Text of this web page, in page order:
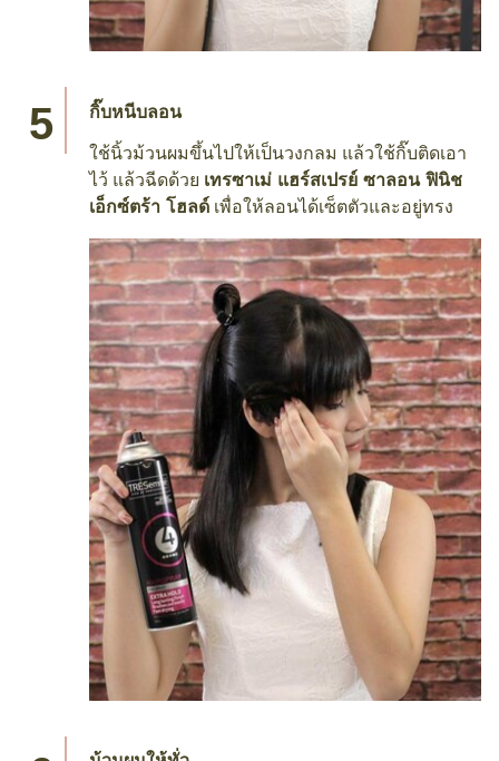
แกนม้วนผมไฟฟ้า เพื่อม้วนผมในแนวตั้ง
กิ๊บหนีบลอน
ใช้นิ้วม้วนผมขึ้นไปให้เป็นวงกลม แล้วใช้กิ๊บติดเอา
ไว้ แล้วฉีดด้วยเทรซาเม่ แฮร์สเปรย์ ซาลอน ฟินิช
เอ็กซ์ตร้า โฮลด์
เพื่อให้ลอนได้เซ็ตตัวและอยู่ทรง